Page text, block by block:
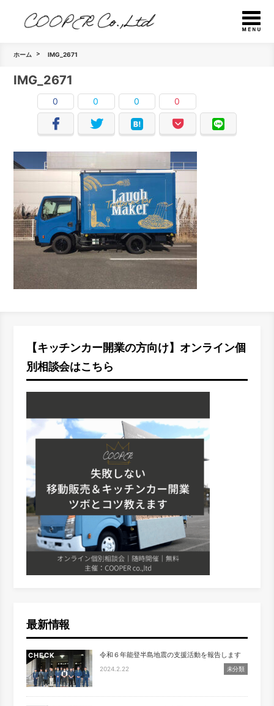
ホーム IMG_2671
IMG_2671
0 0 0 0
【キッチンカー開業の方向け】オンライン個
別相談会はこちら
最新情報
CHECK 令和６年能登半島地震の支援活動を報告します
2024.2.22 未分類